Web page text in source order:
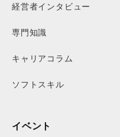
経営者インタビュー
専門知識
キャリアコラム
ソフトスキル
イベント